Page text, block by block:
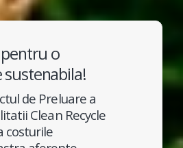
o
de Preluare a
Clean Recycle
costurile